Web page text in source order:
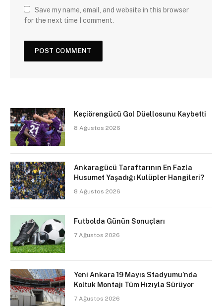
Save my name, email, and website in this browser
for the next time I comment.
Keçiörengücü Gol Düellosunu Kaybetti
8 Ağustos 2026
Ankaragücü Taraftarının En Fazla
Husumet Yaşadığı Kulüpler Hangileri?
8 Ağustos 2026
Futbolda Günün Sonuçları
7 Ağustos 2026
Yeni Ankara 19 Mayıs Stadyumu’nda
Koltuk Montajı Tüm Hızıyla Sürüyor
7 Ağustos 2026